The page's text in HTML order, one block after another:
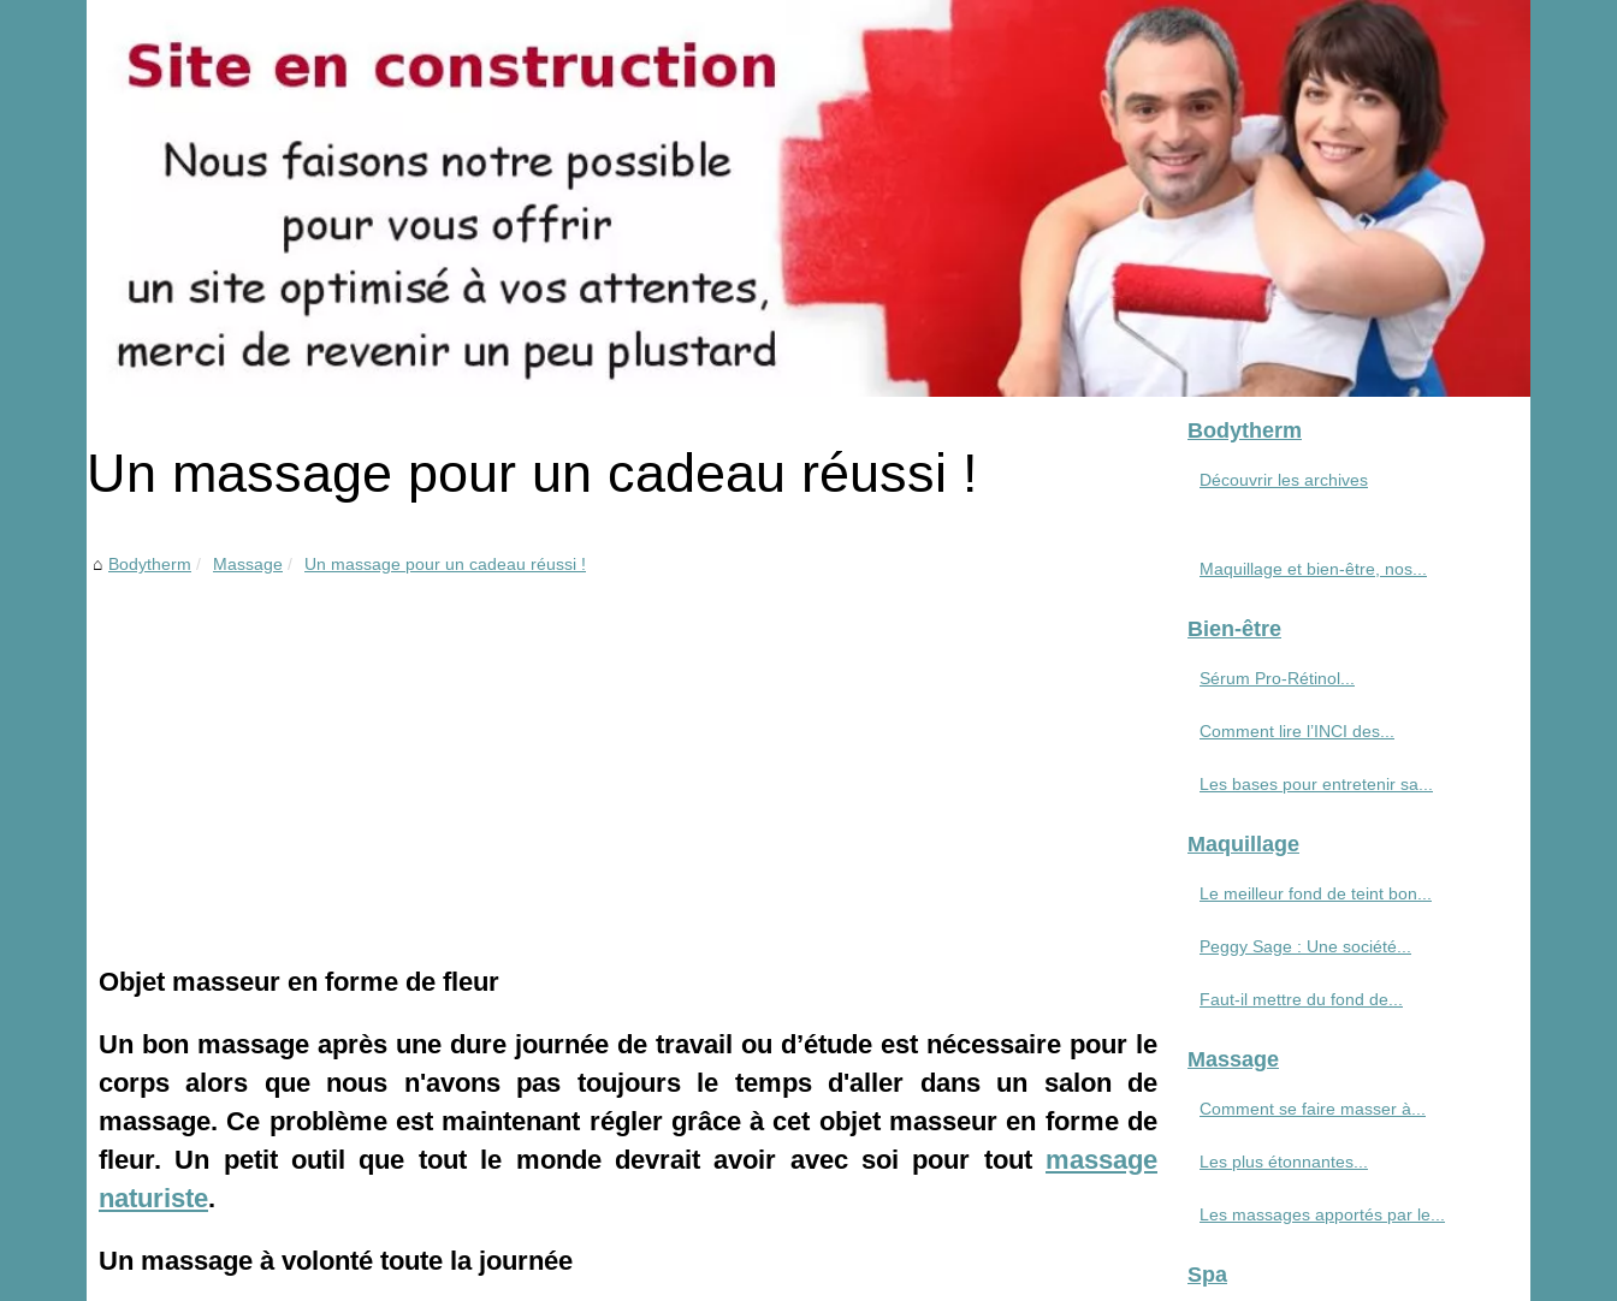
Un massage pour un cadeau réussi !
Bodytherm Massage Un massage pour un cadeau réussi !
Objet masseur en forme de fleur
Un bon massage après une dure journée de travail ou d’étude est nécessaire pour le
corps alors que nous n'avons pas toujours le temps d'aller dans un salon de
massage. Ce problème est maintenant régler grâce à cet objet masseur en forme de
fleur. Un petit outil que tout le monde devrait avoir avec soi pour tout massage
naturiste.
Un massage à volonté toute la journée
Bodytherm
Découvrir les archives
Maquillage et bien-être, nos...
Bien-être
Sérum Pro‑Rétinol...
Comment lire l’INCI des...
Les bases pour entretenir sa...
Maquillage
Le meilleur fond de teint bon...
Peggy Sage : Une société...
Faut-il mettre du fond de...
Massage
Comment se faire masser à...
Les plus étonnantes...
Les massages apportés par le...
Spa